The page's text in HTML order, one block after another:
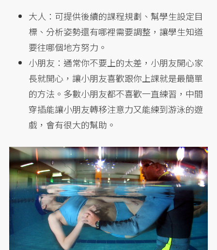
大人：可提供後續的課程規劃、幫學生設定目
標、分析姿勢還有哪裡需要調整，讓學生知道
要往哪個地方努力。
小朋友：通常你不要上的太差，小朋友開心家
長就開心，讓小朋友喜歡跟你上課就是最簡單
的方法。多數小朋友都不喜歡一直練習，中間
穿插能讓小朋友轉移注意力又能練到游泳的遊
戲，會有很大的幫助。